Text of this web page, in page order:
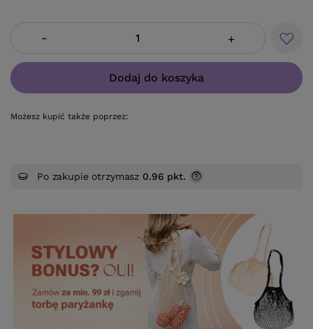
- +
Dodaj do koszyka
Możesz kupić także poprzez:
Po zakupie otrzymasz 0.96 pkt.